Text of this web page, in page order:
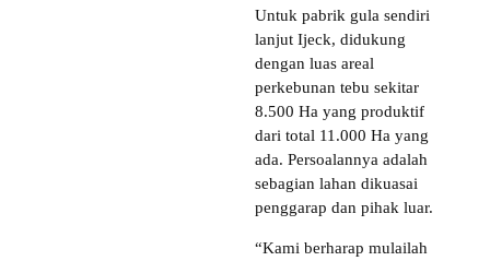
Untuk pabrik gula sendiri
lanjut Ijeck, didukung
dengan luas areal
perkebunan tebu sekitar
8.500 Ha yang produktif
dari total 11.000 Ha yang
ada. Persoalannya adalah
sebagian lahan dikuasai
penggarap dan pihak luar.
“Kami berharap mulailah